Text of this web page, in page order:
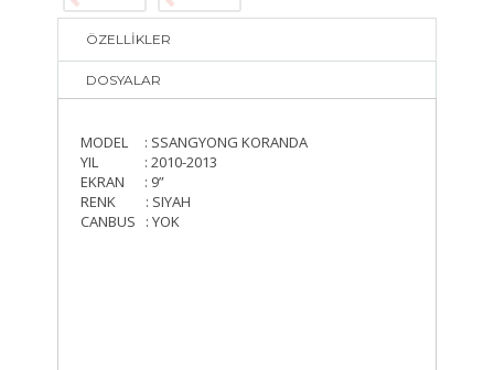
ÖZELLİKLER
DOSYALAR
MODEL : SSANGYONG KORANDA
YIL : 2010-2013
EKRAN : 9”
RENK : SIYAH
CANBUS : YOK